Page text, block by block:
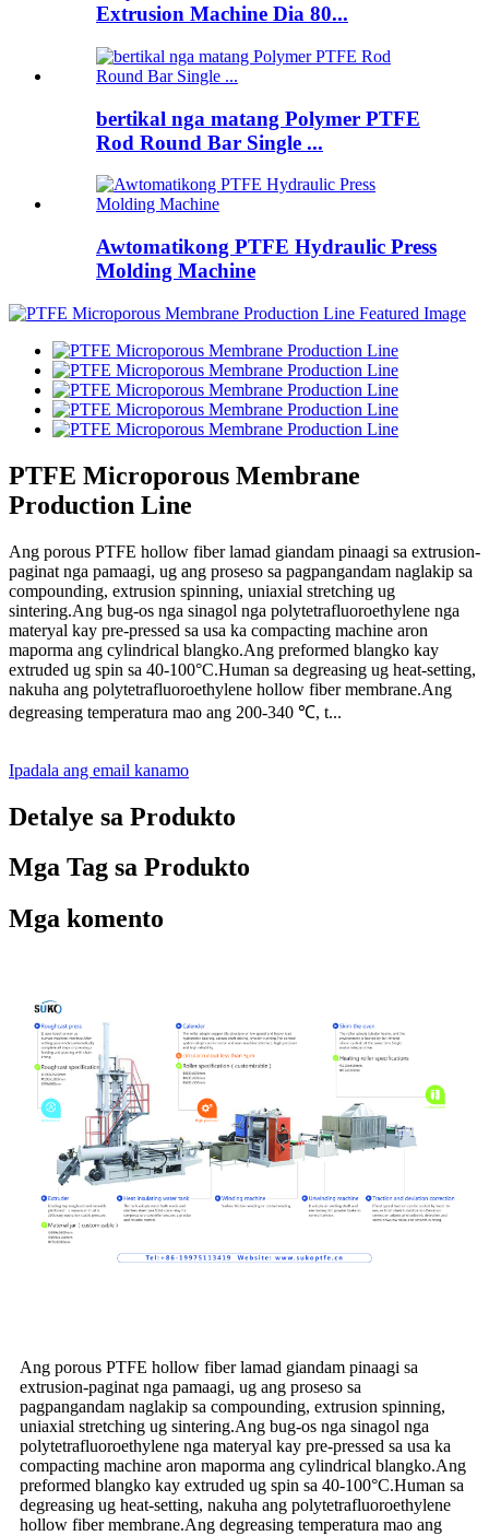
Extrusion Machine Dia 80...
bertikal nga matang Polymer PTFE
Rod Round Bar Single ...
Awtomatikong PTFE Hydraulic Press
Molding Machine
PTFE Microporous Membrane
Production Line
Ang porous PTFE hollow fiber lamad giandam pinaagi sa extrusion-
paginat nga pamaagi, ug ang proseso sa pagpangandam naglakip sa
compounding, extrusion spinning, uniaxial stretching ug
sintering.Ang bug-os nga sinagol nga polytetrafluoroethylene nga
materyal kay pre-pressed sa usa ka compacting machine aron
maporma ang cylindrical blangko.Ang preformed blangko kay
extruded ug spin sa 40-100°C.Human sa degreasing ug heat-setting,
nakuha ang polytetrafluoroethylene hollow fiber membrane.Ang
degreasing temperatura mao ang 200-340 ℃, t...
Ipadala ang email kanamo
Detalye sa Produkto
Mga Tag sa Produkto
Mga komento
Ang porous PTFE hollow fiber lamad giandam pinaagi sa
extrusion-paginat nga pamaagi, ug ang proseso sa
pagpangandam naglakip sa compounding, extrusion spinning,
uniaxial stretching ug sintering.Ang bug-os nga sinagol nga
polytetrafluoroethylene nga materyal kay pre-pressed sa usa ka
compacting machine aron maporma ang cylindrical blangko.Ang
preformed blangko kay extruded ug spin sa 40-100°C.Human sa
degreasing ug heat-setting, nakuha ang polytetrafluoroethylene
hollow fiber membrane.Ang degreasing temperatura mao ang